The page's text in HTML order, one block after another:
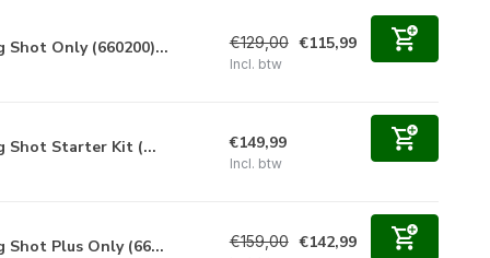
Shot Only (660200)... €129,00 €115,99
Incl. btw
Shot Starter Kit (... €149,99
Incl. btw
Shot Plus Only (66... €159,00 €142,99